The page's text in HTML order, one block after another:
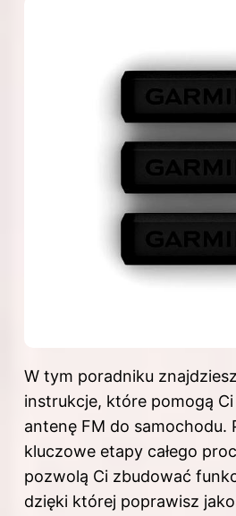
W tym poradniku
instrukcje, które pomogą
antenę FM do samochodu.
kluczowe etapy całego
pozwolą Ci zbudować
dzięki której poprawisz